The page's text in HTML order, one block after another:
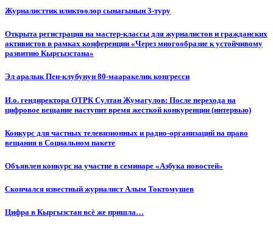
Журналисттик иликтөөлөр сынагынын 3-туру
Открыта регистрация на мастер-классы для журналистов и гражданских
активистов в рамках конференции «Через многообразие к устойчивому
развитию Кыргызстана»
Эл аралык Пен-клубунун 80-мааракелик конгресси
И.о. гендиректора ОТРК Султан Жумагулов: После перехода на
цифровое вещание наступит время жесткой конкуренции (интервью)
Конкурс для частных телевизионных и радио-организаций на право
вещания в Социальном пакете
Объявлен конкурс на участие в семинаре «Азбука новостей»
Cкончался известный журналист Алым Токтомушев
Цифра в Кыргызстан всё же пришла…